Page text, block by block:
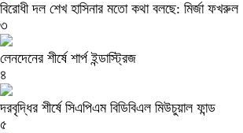
বিরোধী দল শেখ হাসিনার মতো কথা বলছে: মির্জা ফখরুল
৩
লেনদেনের শীর্ষে শার্প ইন্ডাস্ট্রিজ
৪
দরবৃদ্ধির শীর্ষে সিএপিএম বিডিবিএল মিউচুয়াল ফান্ড
৫